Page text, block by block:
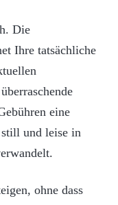
Die
Ihre tatsächliche
eine
und leise in
ohne dass